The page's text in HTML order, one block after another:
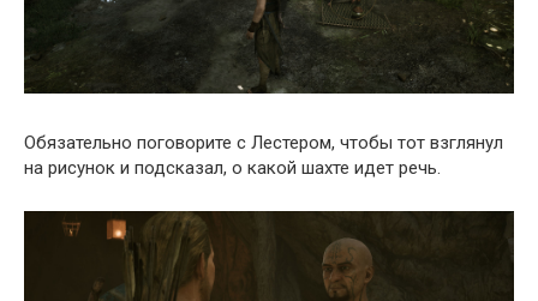
Обязательно поговорите с Лестером, чтобы тот взглянул
на рисунок и подсказал, о какой шахте идет речь.